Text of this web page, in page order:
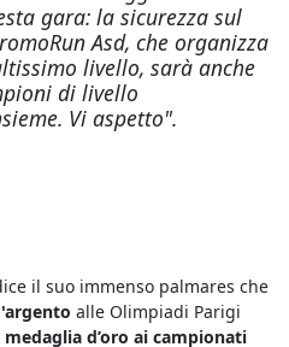
gara: la sicurezza sul
Asd, che organizza
livello, sarà anche
di livello
Vi aspetto".
il suo immenso palmares che
alle Olimpiadi Parigi
medaglia d’oro ai campionati